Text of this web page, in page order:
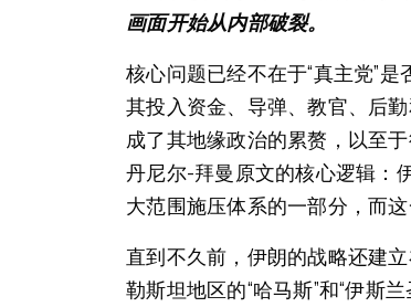
画面开始从内部破裂。
核心问题已经不在于“真主党”
其投入资金、导弹、教官、后
成了其地缘政治的累赘，以至
丹尼尔-拜曼原文的核心逻辑：
大范围施压体系的一部分，而
直到不久前，伊朗的战略还建
勒斯坦地区的“哈马斯”和“伊斯